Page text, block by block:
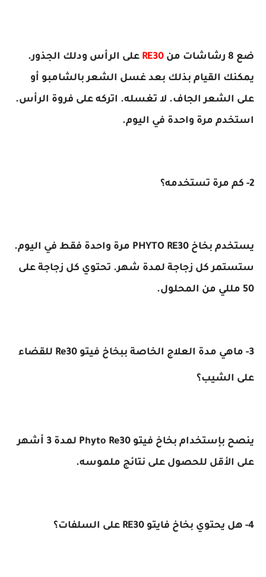
ضع 8 رشاشات من RE30 على الرأس ودلك الجذور.
يمكنك القيام بذلك بعد غسل الشعر بالشامبو أو
على الشعر الجاف. لا تغسله. اتركه على فروة الرأس.
استخدم مرة واحدة في اليوم.
2- كم مرة تستخدمه؟
يستخدم بخاخ PHYTO RE30 مرة واحدة فقط في اليوم.
ستستمر كل زجاجة لمدة شهر. تحتوي كل زجاجة على
50 مللي من المحلول.
3- ماهي مدة العلاج الخاصة ببخاخ فيتو Re30 للقضاء
على الشيب؟
ينصح بإستخدام بخاخ فيتو Phyto Re30 لمدة 3 أشهر
على الأقل للحصول على نتائج ملموسه.
4- هل يحتوي بخاخ فايتو RE30 على السلفات؟